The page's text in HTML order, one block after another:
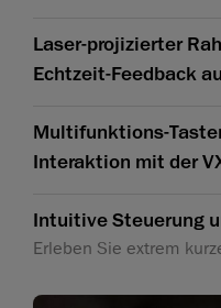
Laser-projizierter
Echtzeit-Feedback
Multifunktions-
Interaktion mit der
Intuitive Steuerung
Erleben Sie extrem